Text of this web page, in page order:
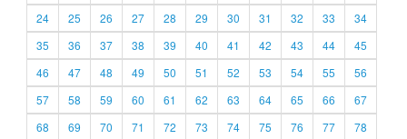
24
25 26 27 28 29 30 31 32 33
34
35
36 37 38 39 40 41 42 43 44
45
46
47 48 49 50 51 52 53 54 55
56
57
58 59 60 61 62 63 64 65 66
67
68
69 70 71 72 73 74 75 76 77
78